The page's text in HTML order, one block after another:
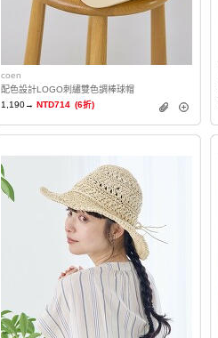
coen
配色設計LOGO刺繡雙色調棒球帽
1,190→ NTD714 (6折)